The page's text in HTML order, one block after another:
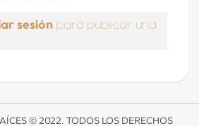
sesión para publicar una
© 2022. TODOS LOS DERECHOS